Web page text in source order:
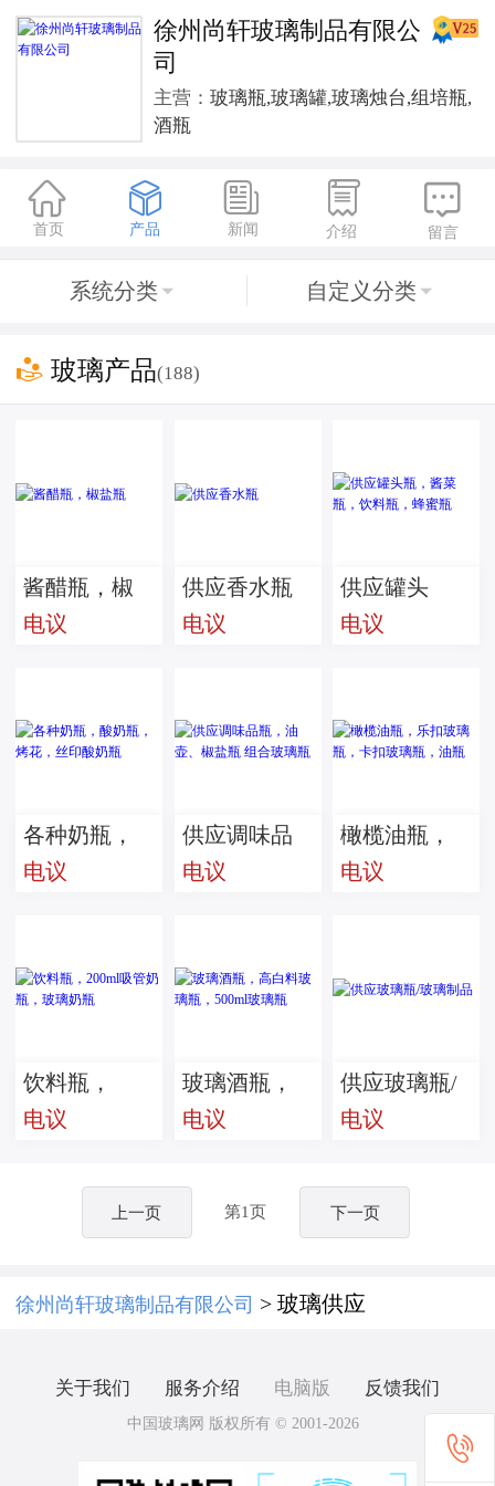
徐州尚轩玻璃制品有限公
司
主营： 玻璃瓶,玻璃罐,玻璃烛台,组培瓶,
酒瓶

首页

产品

新闻

介绍

留言
系统分类  自定义分类 
 玻璃产品(188)
酱醋瓶，椒
盐瓶
电议
供应香水瓶
电议
供应罐头
瓶，酱菜
电议
各种奶瓶，
酸奶瓶，烤
电议
供应调味品
瓶，油壶、
电议
橄榄油瓶，
乐扣玻璃
电议
饮料瓶，
200ml吸管奶
电议
玻璃酒瓶，
高白料玻璃
电议
供应玻璃瓶/
玻璃制品
电议
上一页 第1页 下一页
徐州尚轩玻璃制品有限公司 > 玻璃供应
关于我们 服务介绍 电脑版 反馈我们
中国玻璃网 版权所有 © 2001-2026
